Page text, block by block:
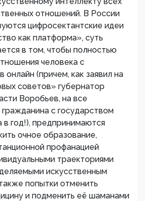
отношений. В России
цифросектантские идеи
как платформа», суть
в том, чтобы полностью
человека с
онлайн (причем, как заявил на
советов» губернатор
Воробьев, на все
с государством
в год!), предпринимаются
очное образование,
профанацией
траекториями
искусственным
попытки отменить
и подменить её шаманами